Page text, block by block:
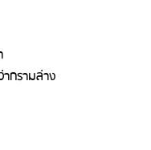
กรามล่าง